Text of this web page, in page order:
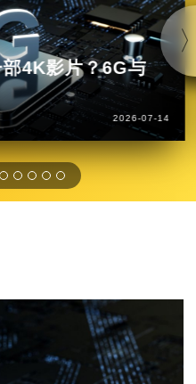
4K影片？6G与
2026-07-14